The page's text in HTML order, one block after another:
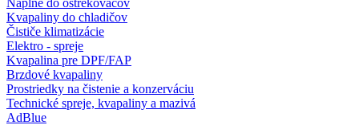
Náplne do ostrekovačov
Kvapaliny do chladičov
Čističe klimatizácie
Elektro - spreje
Kvapalina pre DPF/FAP
Brzdové kvapaliny
Prostriedky na čistenie a konzerváciu
Technické spreje, kvapaliny a mazivá
AdBlue